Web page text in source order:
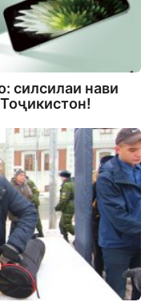
силсилаи нави